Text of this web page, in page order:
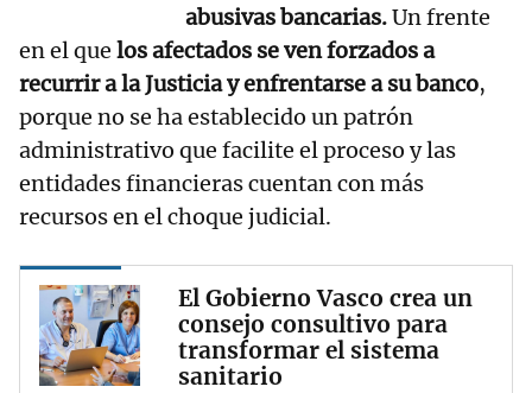
abusivas bancarias.Un frente
en el que los afectados se ven forzados a
recurrir a la Justicia y enfrentarse a su banco,
porque no se ha establecido un patrón
administrativo que facilite el proceso y las
entidades financieras cuentan con más
recursos en el choque judicial.
El Gobierno Vasco crea un
consejo consultivo para
transformar el sistema
sanitario